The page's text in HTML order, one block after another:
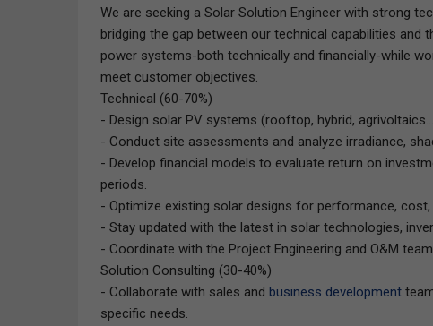
We are seeking a Solar Solution Engineer with strong
bridging the gap between our technical capabilities
power systems-both technically and financially-while
meet customer objectives.
Technical (60-70%)
- Design solar PV systems (rooftop, hybrid,
- Conduct site assessments and analyze irradiance,
- Develop financial models to evaluate return on
periods.
- Optimize existing solar designs for performance,
- Stay updated with the latest in solar technologies,
- Coordinate with the Project Engineering and O&M
Solution Consulting (30-40%)
- Collaborate with sales and business development
specific needs.